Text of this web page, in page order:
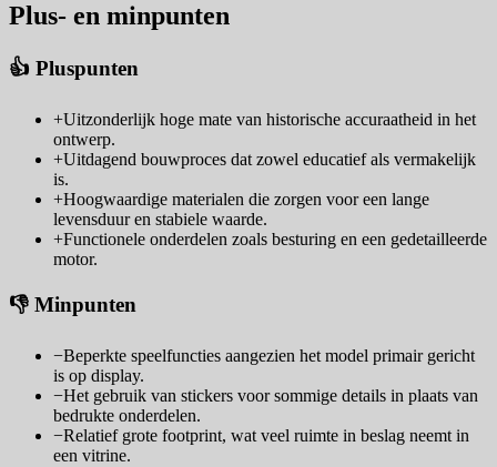
Plus- en minpunten
👍 Pluspunten
+Uitzonderlijk hoge mate van historische accuraatheid in het
ontwerp.
+Uitdagend bouwproces dat zowel educatief als vermakelijk
is.
+Hoogwaardige materialen die zorgen voor een lange
levensduur en stabiele waarde.
+Functionele onderdelen zoals besturing en een gedetailleerde
motor.
👎 Minpunten
−Beperkte speelfuncties aangezien het model primair gericht
is op display.
−Het gebruik van stickers voor sommige details in plaats van
bedrukte onderdelen.
−Relatief grote footprint, wat veel ruimte in beslag neemt in
een vitrine.